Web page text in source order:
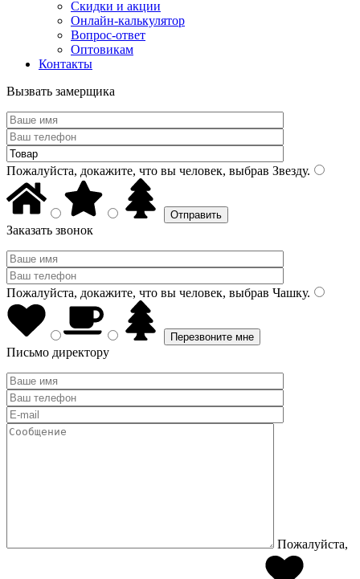
Скидки и акции
Онлайн-калькулятор
Вопрос-ответ
Оптовикам
Контакты
Вызвать замерщика
Пожалуйста, докажите, что вы человек, выбрав Звезду.
Заказать звонок
Пожалуйста, докажите, что вы человек, выбрав Чашку.
Письмо директору
Пожалуйста,